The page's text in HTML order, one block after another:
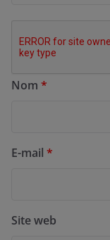
Nom *
E-mail *
Site web